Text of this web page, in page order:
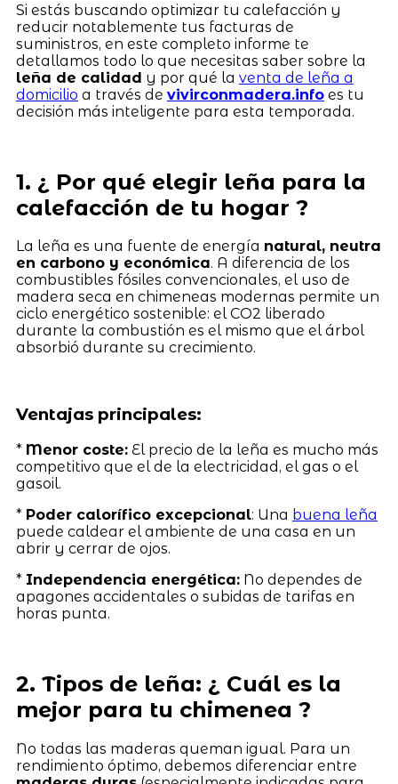
Si estás buscando optimizar tu calefacción y
reducir notablemente tus facturas de
suministros, en este completo informe te
detallamos todo lo que necesitas saber sobre la
leña de calidad y por qué la venta de leña a
domicilio a través de vivirconmadera.infoes tu
decisión más inteligente para esta temporada.
1. ¿ Por qué elegir leña para la
calefacción de tu hogar ?
La leña es una fuente de energía natural, neutra
en carbono y económica. A diferencia de los
combustibles fósiles convencionales, el uso de
madera seca en chimeneas modernas permite un
ciclo energético sostenible: el CO2 liberado
durante la combustión es el mismo que el árbol
absorbió durante su crecimiento.
Ventajas principales:
* Menor coste:El precio de la leña es mucho más
competitivo que el de la electricidad, el gas o el
gasoil.
* Poder calorífico excepcional: Una buena leña
puede caldear el ambiente de una casa en un
abrir y cerrar de ojos.
* Independencia energética:No dependes de
apagones accidentales o subidas de tarifas en
horas punta.
2. Tipos de leña: ¿ Cuál es la
mejor para tu chimenea ?
No todas las maderas queman igual. Para un
rendimiento óptimo, debemos diferenciar entre